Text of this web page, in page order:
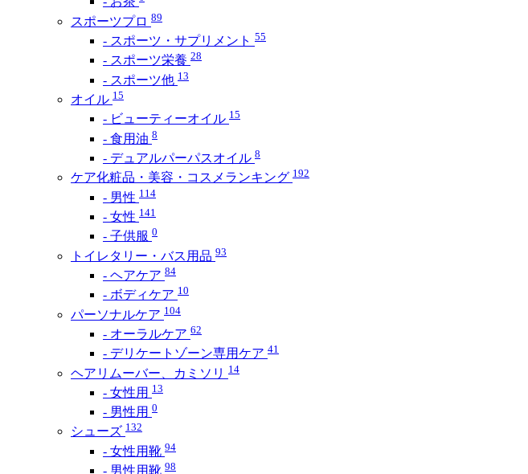
スポーツプロ 89
- スポーツ・サプリメント 55
- スポーツ栄養 28
- スポーツ他 13
オイル 15
- ビューティーオイル 15
- 食用油 8
- デュアルパーパスオイル 8
ケア化粧品・美容・コスメランキング 192
- 男性 114
- 女性 141
- 子供服 0
トイレタリー・バス用品 93
- ヘアケア 84
- ボディケア 10
パーソナルケア 104
- オーラルケア 62
- デリケートゾーン専用ケア 41
ヘアリムーバー、カミソリ 14
- 女性用 13
- 男性用 0
シューズ 132
- 女性用靴 94
- 男性用靴 98